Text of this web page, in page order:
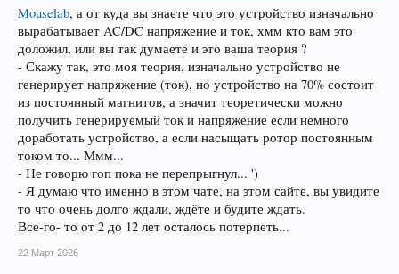
Mouselab, а от куда вы знаете что это устройство изначально
вырабатывает AC/DC напряжение и ток, хмм кто вам это
доложил, или вы так думаете и это ваша теория ?
- Скажу так, это моя теория, изначально устройство не
генерирует напряжение (ток), но устройство на 70% состоит
из постоянный магнитов, а значит теоретически можно
получить генерируемый ток и напряжение если немного
доработать устройство, а если насыщать ротор постоянным
током то... Ммм...
- Не говорю гоп пока не перепрыгнул... ')
- Я думаю что именно в этом чате, на этом сайте, вы увидите
то что очень долго ждали, ждёте и будите ждать.
Все-го- то от 2 до 12 лет осталось потерпеть...
22 Март 2026